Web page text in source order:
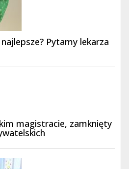
Pytamy lekarza
magistracie, zamknięty